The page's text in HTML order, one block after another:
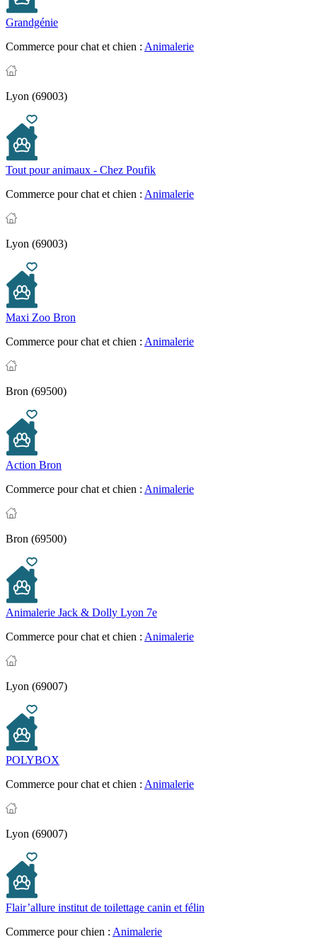
Grandgénie
Commerce pour chat et chien : Animalerie
Lyon (69003)
Tout pour animaux - Chez Poufik
Commerce pour chat et chien : Animalerie
Lyon (69003)
Maxi Zoo Bron
Commerce pour chat et chien : Animalerie
Bron (69500)
Action Bron
Commerce pour chat et chien : Animalerie
Bron (69500)
Animalerie Jack & Dolly Lyon 7e
Commerce pour chat et chien : Animalerie
Lyon (69007)
POLYBOX
Commerce pour chat et chien : Animalerie
Lyon (69007)
Flair’allure institut de toilettage canin et félin
Commerce pour chien : Animalerie